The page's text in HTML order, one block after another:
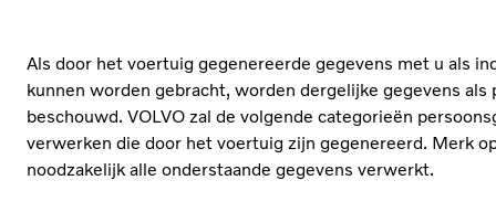
Als door het voertuig gegenereerde gegevens met u als
kunnen worden gebracht, worden dergelijke gegevens als
beschouwd. VOLVO zal de volgende categorieën
verwerken die door het voertuig zijn gegenereerd. Merk
noodzakelijk alle onderstaande gegevens verwerkt.